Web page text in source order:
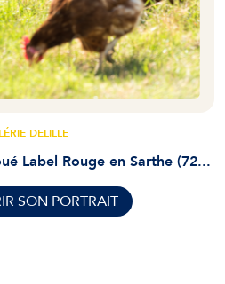
DELILLE
Label Rouge en Sarthe (72...
SON PORTRAIT